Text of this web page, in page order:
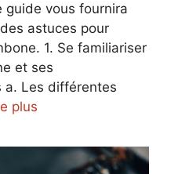
guide vous fournira
astuces pour
1. Se familiariser
et ses
a. Les différentes
plus